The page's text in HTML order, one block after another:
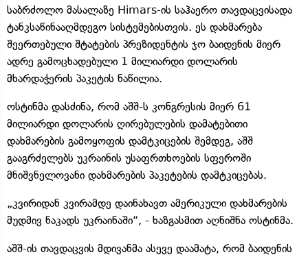
საბრძოლო მასალაზე Himars-ის საჰაერო თავდაცვისადა
ტანკსაწინააღმდეგო სისტემებისთვის. ეს დახმარება
შეერთებული შტატების პრეზიდენტის ჯო ბაიდენის მიერ
ადრე გამოცხადებული 1 მილიარდი დოლარის
მხარდაჭერის პაკეტის ნაწილია.
ოსტინმა დასძინა, რომ აშშ-ს კონგრესის მიერ 61
მილიარდი დოლარის ღირებულების დამატებითი
დახმარების გამოყოფის დამტკიცების შემდეგ, აშშ
გააგრძელებს უკრაინის უსაფრთხოების სფეროში
მნიშვნელოვანი დახმარების პაკეტების დამტკიცებას.
„კვირიდან კვირამდე დაინახავთ ამერიკული დახმარების
მუდმივ ნაკადს უკრაინაში“, - ხაზგასმით აღნიშნა ოსტინმა.
აშშ-ის თავდაცვის მდივანმა ასევე დაამატა, რომ ბაიდენის